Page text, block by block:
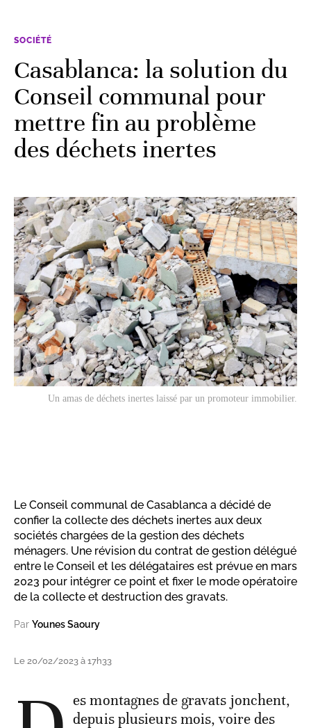
SOCIÉTÉ
Casablanca: la solution du
Conseil communal pour
mettre fin au problème
des déchets inertes
Un amas de déchets inertes laissé par un promoteur immobilier.
Le Conseil communal de Casablanca a décidé de
confier la collecte des déchets inertes aux deux
sociétés chargées de la gestion des déchets
ménagers. Une révision du contrat de gestion délégué
entre le Conseil et les délégataires est prévue en mars
2023 pour intégrer ce point et fixer le mode opératoire
de la collecte et destruction des gravats.
Par Younes Saoury
Le 20/02/2023 à 17h33
es montagnes de gravats jonchent,
depuis plusieurs mois, voire des